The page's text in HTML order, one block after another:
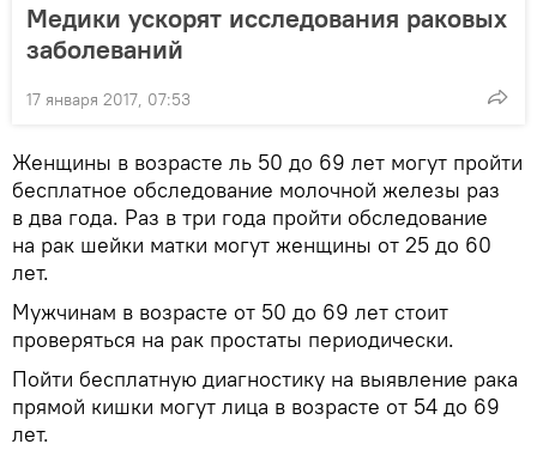
Медики ускорят исследования раковых
заболеваний
17 января 2017, 07:53
Женщины в возрасте ль 50 до 69 лет могут пройти
бесплатное обследование молочной железы раз
в два года. Раз в три года пройти обследование
на рак шейки матки могут женщины от 25 до 60
лет.
Мужчинам в возрасте от 50 до 69 лет стоит
проверяться на рак простаты периодически.
Пойти бесплатную диагностику на выявление рака
прямой кишки могут лица в возрасте от 54 до 69
лет.